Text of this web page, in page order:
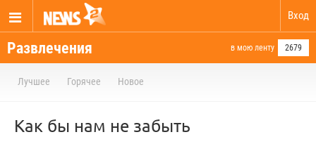
Вход
Развлечения в мою ленту 2679
Лучшее Горячее Новое
Kaк бы нам нe забыть